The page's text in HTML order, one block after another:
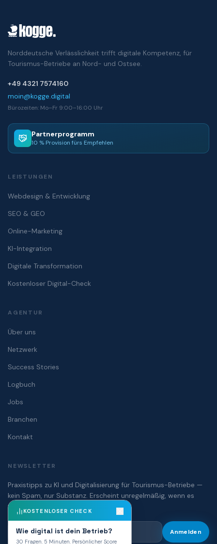
KOSTENLOSER CHECK
Wie digital ist dein Betrieb?
30 Fragen. 5 Minuten. Persönlicher Score
Norddeutsche Verlässlichkeit trifft digitale Kompetenz, für
Tourismus-Betriebe an Nord- und Ostsee.
+49 4321 7574160
moin@kogge.digital
Bürozeiten: Mo–Fr 9:00–16:00 Uhr
Partnerprogramm
10 % Provision fürs Empfehlen
LEISTUNGEN
Webdesign & Entwicklung
SEO & GEO
Online-Marketing
KI-Integration
Digitale Transformation
Kostenloser Digital-Check
AGENTUR
Über uns
Netzwerk
Success Stories
Logbuch
Jobs
Branchen
Kontakt
NEWSLETTER
Praxistipps zu KI und Digitalisierung für Tourismus-Betriebe —
kein Spam, nur Substanz. Erscheint unregelmäßig, wenn es
wirklich etwas zu sagen gibt.
Anmelden